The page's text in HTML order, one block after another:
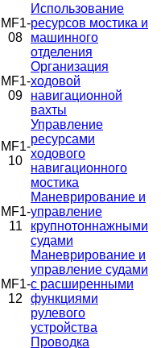
MF1-
08
Использование
ресурсов мостика и
машинного
отделения
MF1-
09
Организация
ходовой
навигационной
вахты
MF1-
10
Управление
ресурсами
ходового
навигационного
мостика
MF1-
11
Маневрирование и
управление
крупнотоннажными
судами
MF1-
12
Маневрирование и
управление судами
с расширенными
функциями
рулевого
устройства
Проводка